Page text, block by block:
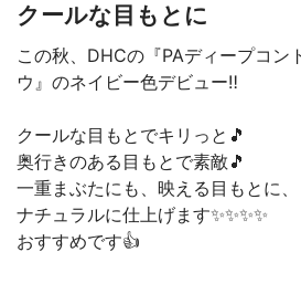
クールな目もとに
この秋、DHCの『PAディープコン
ウ』のネイビー色デビュー‼️
クールな目もとでキリっと🎵
奥行きのある目もとで素敵🎵
一重まぶたにも、映える目もとに、
ナチュラルに仕上げます✨✨✨✨
おすすめです👍️